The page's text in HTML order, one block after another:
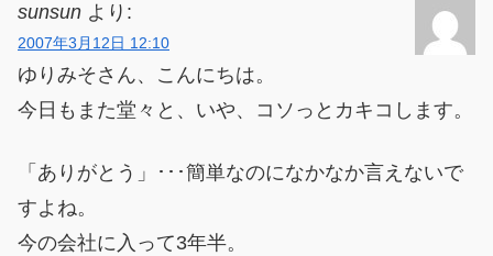
sunsun より:
2007年3月12日 12:10
ゆりみそさん、こんにちは。
今日もまた堂々と、いや、コソっとカキコします。
「ありがとう」･･･簡単なのになかなか言えないで
すよね。
今の会社に入って3年半。